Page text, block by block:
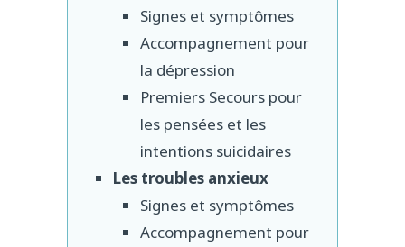
Signes et symptômes
Accompagnement pour
la dépression
Premiers Secours pour
les pensées et les
intentions suicidaires
Les troubles anxieux
Signes et symptômes
Accompagnement pour